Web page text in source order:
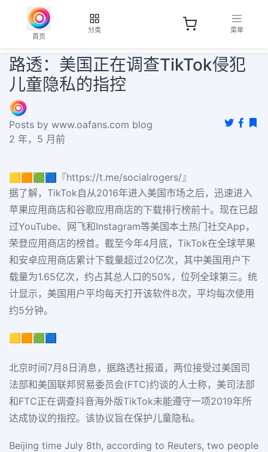
首页
分类 菜单
路透：美国正在调查TikTok侵犯
儿童隐私的指控
Posts by www.oafans.com blog
2 年，5 月前
🟨🟧🟩🟦『https://t.me/socialrogers/』
据了解，TikTok自从2016年进入美国市场之后，迅速进入
苹果应用商店和谷歌应用商店的下载排行榜前十。现在已超
过YouTube、网飞和Instagram等美国本土热门社交App，
荣登应用商店的榜首。截至今年4月底，TikTok在全球苹果
和安卓应用商店累计下载量超过20亿次，其中美国用户下
载量为1.65亿次，约占其总人口的50%，位列全球第三。统
计显示，美国用户平均每天打开该软件8次，平均每次使用
约5分钟。
🟨🟧🟩🟦
北京时间7月8日消息，据路透社报道，两位接受过美国司
法部和美国联邦贸易委员会(FTC)约谈的人士称，美司法部
和FTC正在调查抖音海外版TikTok未能遵守一项2019年所
达成协议的指控。该协议旨在保护儿童隐私。
Beijing time July 8th, according to Reuters, two people